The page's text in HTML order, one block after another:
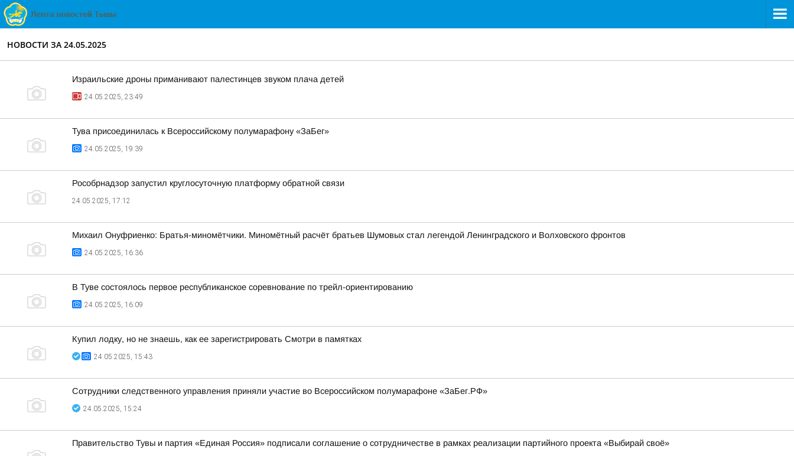
НОВОСТИ ЗА 24.05.2025
Израильские дроны приманивают палестинцев звуком плача детей
24.05.2025, 23:49
Тува присоединилась к Всероссийскому полумарафону «ЗаБег»
24.05.2025, 19:39
Рособрнадзор запустил круглосуточную платформу обратной связи
24.05.2025, 17:12
Михаил Онуфриенко: Братья-миномётчики. Миномётный расчёт братьев Шумовых стал легендой Ленинградского и Волховского фронтов
24.05.2025, 16:36
В Туве состоялось первое республиканское соревнование по трейл-ориентированию
24.05.2025, 16:09
Купил лодку, но не знаешь, как ее зарегистрировать Смотри в памятках
24.05.2025, 15:43
Сотрудники следственного управления приняли участие во Всероссийском полумарафоне «ЗаБег.РФ»
24.05.2025, 15:24
Правительство Тувы и партия «Единая Россия» подписали соглашение о сотрудничестве в рамках реализации партийного проекта «Выбирай своё»